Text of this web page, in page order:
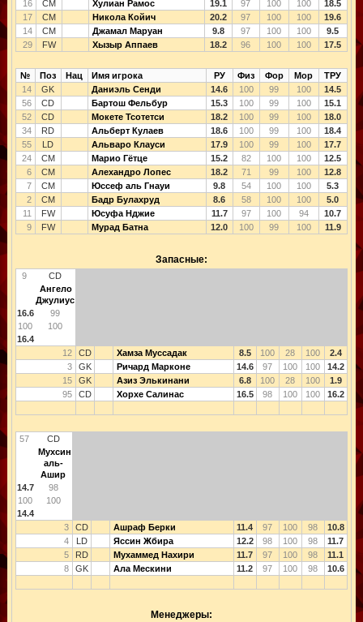
16
CM Хулиан Рамос 19.1 97 100 100
18.5
17
CM Никола Койич 20.2 97 100 100
19.6
14
CM Джамал Маруан 9.8 97 100 100
9.5
29
FW Хызыр Аппаев 18.2 96 100 100 17.5
№ Поз Нац Имя игрока РУ Физ Фор Мор
ТРУ
14
GK Даниэль Сенди 14.6 100 99 100
14.5
56
CD Бартош Фельбур 15.3 100 99 100
15.1
52
CD Мокете Тсотетси 18.2 100 99 100
18.0
34
RD Альберт Кулаев 18.6 100 99 100
18.4
55
LD Альваро Клауси 17.9 100 99 100
17.7
24
CM Марио Гётце 15.2 82 100 100
12.5
6
CM Алехандро Лопес 18.2 71 99 100
12.8
7
CM Юссеф аль Гнауи 9.8 54 100 100
5.3
2
CM Бадр Булахруд 8.6 58 100 100
5.0
11
FW Юсуфа Нджие 11.7 97 100 94
10.7
9
FW Мурад Батна 12.0 100 99 100 11.9
Запасные:
9
CD
Ангело
Джулиус
16.6
99
100
100
16.4
12
CD Хамза Муссадак 8.5 100 28 100
2.4
3
GK Ричард Марконе 14.6 97 100 100
14.2
15
GK Азиз Элькинани 6.8 100 28 100
1.9
95
CD Хорхе Салинас 16.5 98 100 100 16.2
57
CD
Мухсин
аль-
Ашир
14.7
98
100
100
14.4
3
CD Ашраф Берки 11.4 97 100 98
10.8
4
LD Яссин Жбира 12.2 98 100 98
11.7
5
RD Мухаммед Нахири 11.7 97 100 98
11.1
8
GK Ала Мескини 11.2 97 100 98 10.6
Менеджеры: